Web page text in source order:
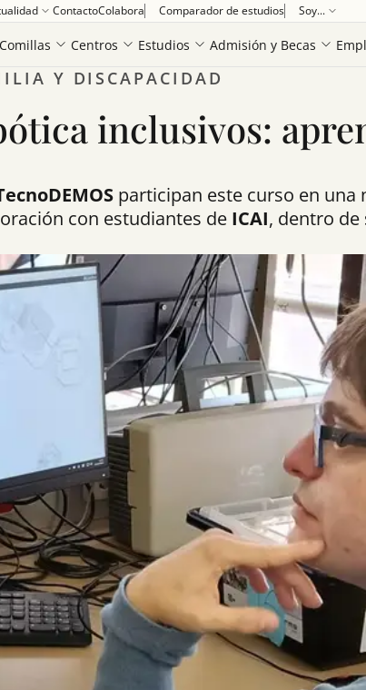
ContactoColabora Comparador de estudios Soy...
Centros Estudios Admisión y Becas
Y DISCAPACIDAD
inclusivos:
participan este curso en una
con estudiantes de ICAI, dentro de